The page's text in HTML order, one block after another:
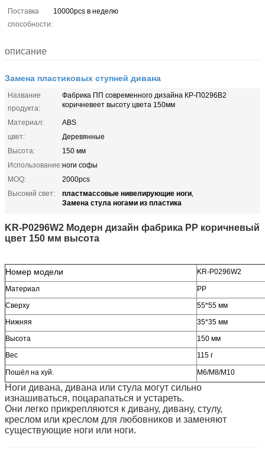
Поставка
способности:
10000pcs в неделю
описание
Замена пластиковых ступней дивана
Название
продукта:
Фабрика ПП современного дизайна КР-П0296В2
коричневеет высоту цвета 150мм
Материал:
ABS
цвет:
Деревянные
Высота:
150 мм
Использование:ноги софы
MOQ:
2000pcs
Высокий свет:
пластмассовые нивелирующие ноги,
Замена стула ногами из пластика
KR-P0296W2 Модерн дизайн фабрика PP коричневый
цвет 150 мм высота
Номер модели KR-P0296W2
Материал
PP
Сверху
55*55 мм
Нижняя
35*35 мм
Высота
150 мм
Вес
115 г
Пошёл на хуй. M6/M8/M10
Ноги дивана, дивана или стула могут сильно
изнашиваться, поцарапаться и устареть.
Они легко прикрепляются к дивану, дивану, стулу,
креслом или креслом для любовников и заменяют
существующие ноги или ноги.